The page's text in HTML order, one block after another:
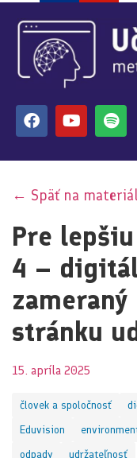
← Späť na
Pre
4 –
stránku
15. apríla 2025
človek a spoločnosť
Eduvision
odpady
udržateľnosť